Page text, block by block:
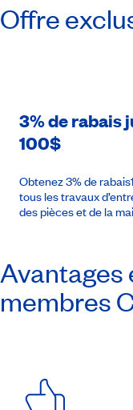
Offre
3% de rabais
100$
Obtenez 3% de
tous les travaux
des pièces et de la
Avantages
membres